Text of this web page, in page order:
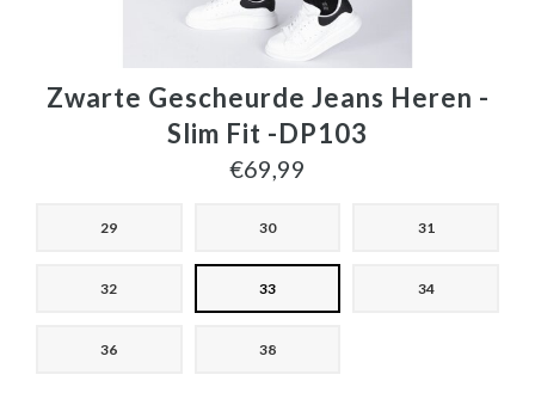
Zwarte Gescheurde Jeans Heren -
Slim Fit -DP103
€69,99
29 30 31
32 33 34
36 38